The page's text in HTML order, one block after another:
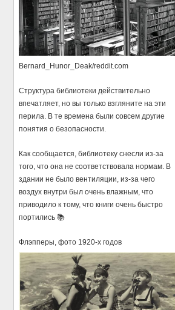
Bernard_Hunor_Deak/reddit.com
Структура библиотеки действительно
впечатляет, но вы только взгляните на эти
перила. В те времена были совсем другие
понятия о безопасности.
Как сообщается, библиотеку снесли из-за
того, что она не соответствовала нормам. В
здании не было вентиляции, из-за чего
воздух внутри был очень влажным, что
приводило к тому, что книги очень быстро
портились 📚
Флэпперы, фото 1920-х годов